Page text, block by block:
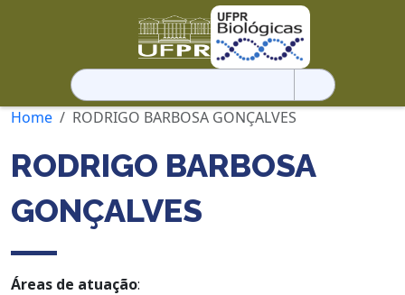
Pesquisar
por:
Home
RODRIGO BARBOSA GONÇALVES
RODRIGO BARBOSA
GONÇALVES
Áreas de atuação: